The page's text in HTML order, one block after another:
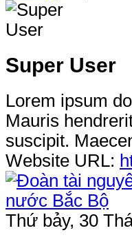
Super User
Lorem ipsum
Mauris
suscipit.
Website URL:
Thứ bảy, 30